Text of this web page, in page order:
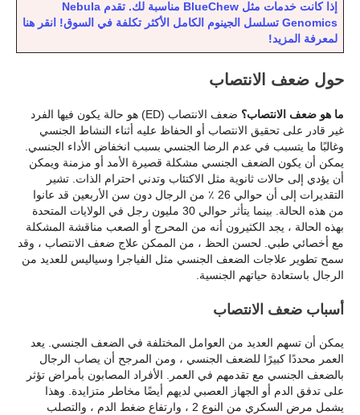
إذا كانت خدمات مثل BlueChew مناسبة لك. تقدم Nebula
Genomics تسلسل الجينوم الكامل الأكثر تكلفة في السوق! انقر هنا
لمعرفة المزيد!
حول ضعف الانتصاب
ما هو ضعف الانتصاب؟
ضعف الانتصاب (ED) هو حالة يكون فيها الفرد
غير قادر على تحقيق الانتصاب أو الحفاظ عليه أثناء النشاط الجنسي
وغالبًا ما يتسبب في عدم الرضا الجنسي بسبب انخفاض الأداء الجنسي.
يمكن أن يكون الضعف الجنسي مشكلة قصيرة الأمد أو مزمنة ويمكن
أن يؤدي إلى حالات ثانوية مثل الاكتئاب وتدني احترام الذات. تشير
التقديرات إلى أن حوالي 26 ٪ من الرجال دون سن الأربعين قد عانوا
من هذه الحالة. بينما يتأثر حوالي 30 مليون رجل في الولايات المتحدة
بهذه الحالة ، يجد الكثيرون أنه من المحرج أو الصعب مناقشة المشكلة
مع أخصائي طبي. لحسن الحظ ، من الممكن علاج ضعف الانتصاب ، وقد
سمح تطوير علاجات الضعف الجنسي مثل الفياجرا وسياليس للعديد من
الرجال باستعادة حياتهم الجنسية.
أسباب ضعف الانتصاب
يمكن أن تسهم العديد من العوامل المختلفة في الضعف الجنسي. يعد
العمر محددًا كبيرًا للضعف الجنسي ، ومن المرجح أن يصاب الرجال
بالضعف الجنسي مع تقدمهم في العمر. الأفراد المصابون بأمراض تؤثر
على تدفق الدم أو الجهاز العصبي لديهم أيضًا مخاطر متزايدة. وهذا
يشمل مرض السكري من النوع 2 ، وارتفاع ضغط الدم ، والتصلب